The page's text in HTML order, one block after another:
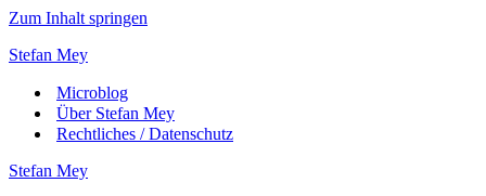
Zum Inhalt springen
Stefan Mey
Microblog
Über Stefan Mey
Rechtliches / Datenschutz
Stefan Mey